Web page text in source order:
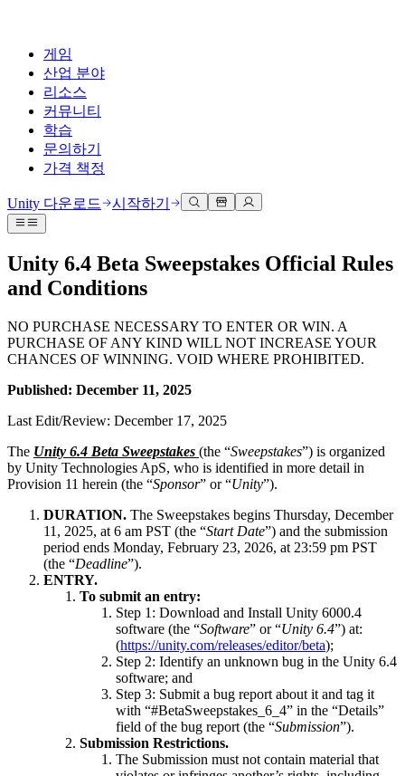
게임
산업 분야
리소스
커뮤니티
학습
문의하기
가격 책정
Unity 엔진
모든 플랫폼 위한 2D 및 3D 게임 제작
협업
Unity 다운로드
배포
Unity가 지원하는 25개 이상의 플랫폼을 살펴보세요.
LiveOps
출시 후 인사이트를 확인하고 라이브 게임을 운영하세요.
사용자 확보
모바일 사용자를 검색하고 Acquire
매장 및 D2C 전반에 걸쳐 IAP 관리하세요.
적합한 게임으로 플레이어 연결
Unity로 광고하세요
Unity로 수익화하세요
활용 부문
3D 협업
실시간 3D 프로젝트 빌드 및 검토
몰입형 교육
고객 경험
산업 분야
운영 우수성 확보
리테일
상점 경험을 온라인 경험으로 전환
자동차
혁신을 가속화하고 차량 내 경험을 향상시키세요.
모든 산업 보기
기술 자료
공식 유저. '광고 지면'의 타겟 고객 매뉴얼 및 API 레퍼런스
릴리스 버전 및 이슈 트래커
로드맵
예정된 기능 검토
용어집
기술 용어 라이브러리
분석 자료
실제 성공 사례
베스트 프랙티스 가이드
전문가 팁
데모, 샘플 및 빌딩 블록
업데이트, 정보, 기술 팁
토론
토론, 문제 해결, 소통
글로벌 이벤트 및 현지 이벤트
커뮤니티 사례
Made with Unity
개발자, 크리에이터, Insider와의 소통
전 세계 Unity 크리에이터 축하
Unity Learn
전문 교육
Unity 처음 사용하시나요
시작하기
학습 시작하기
Unity 필수 학습 길잡이
Unity 사용이 처음이신가요? 여정 시작하기
사용법 가이드
실용적인 팁 및 베스트 프랙티스
학생용
커리어 시작하기
교육 담당자 대상 교육
교육 기관에 Unity 강력한 기능 도입
Unity 숙련도를 입증하세요
도움 받기
성공을 위한 Unity
Success 플랜
FAQ
일반적인 질문에 대한 답변
유니티 팀과 소통하기
Unity 다운로드 시작하기
Unity 6.4 Beta Sweepstakes Official Rules
and Conditions
NO PURCHASE NECESSARY TO ENTER OR WIN. A
PURCHASE OF ANY KIND WILL NOT INCREASE YOUR
CHANCES OF WINNING. VOID WHERE PROHIBITED.
Published: December 11, 2025
Last Edit/Review: December 17, 2025
The Unity 6.4 Beta Sweepstakes (the “Sweepstakes”) is organized
by Unity Technologies ApS, who is identified in more detail in
Provision 11 herein (the “Sponsor” or “Unity”).
DURATION. The Sweepstakes begins Thursday, December
11, 2025, at 6 am PST (the “Start Date”) and the submission
period ends Monday, February 23, 2026, at 23:59 pm PST
(the “Deadline”).
ENTRY.
To submit an entry:
Step 1: Download and Install Unity 6000.4
software (the “Software” or “Unity 6.4”) at:
(https://unity.com/releases/editor/beta);
Step 2: Identify an unknown bug in the Unity 6.4
software; and
Step 3: Submit a bug report about it and tag it
with “#BetaSweepstakes_6_4” in the “Details”
field of the bug report (the “Submission”).
Submission Restrictions.
The Submission must not contain material that